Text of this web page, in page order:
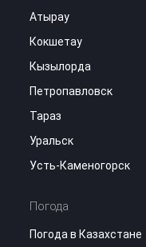
Атырау
Кокшетау
Кызылорда
Петропавловск
Тараз
Уральск
Усть-Каменогорск
Погода
Погода в Казахстане